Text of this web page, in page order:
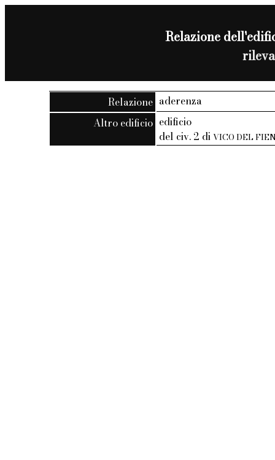
Relazione
Relazione aderenza
Altro edificio edificio
del civ. 2 diVICO DEL